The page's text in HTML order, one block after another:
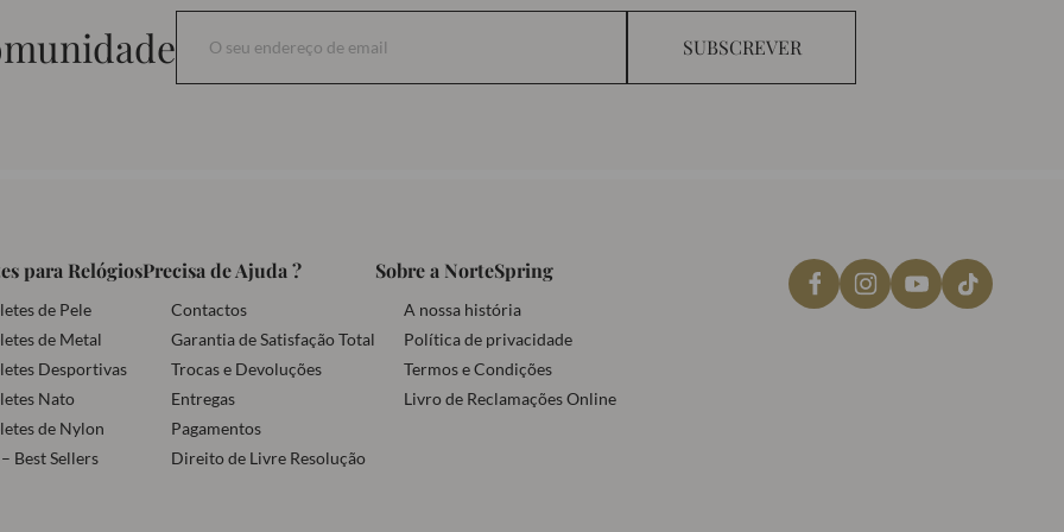
SUBSCREVER
para Relógios
de Pele
de Metal
Desportivas
Nato
de Nylon
Best Sellers
Precisa de Ajuda ?
Contactos
Garantia de Satisfação Total
Trocas e Devoluções
Entregas
Pagamentos
Direito de Livre Resolução
Sobre a NorteSpring
A nossa história
Política de privacidade
Termos e Condições
Livro de Reclamações Online